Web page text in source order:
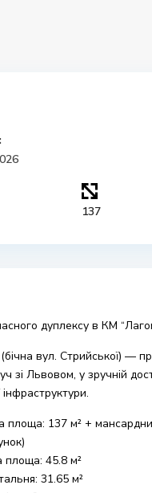
137
дуплексу в КМ
вул. Стрийської) —
зі Львовом, у зручній
інфраструктури.
площа: 137 м² +
45.8 м²
31.65 м²